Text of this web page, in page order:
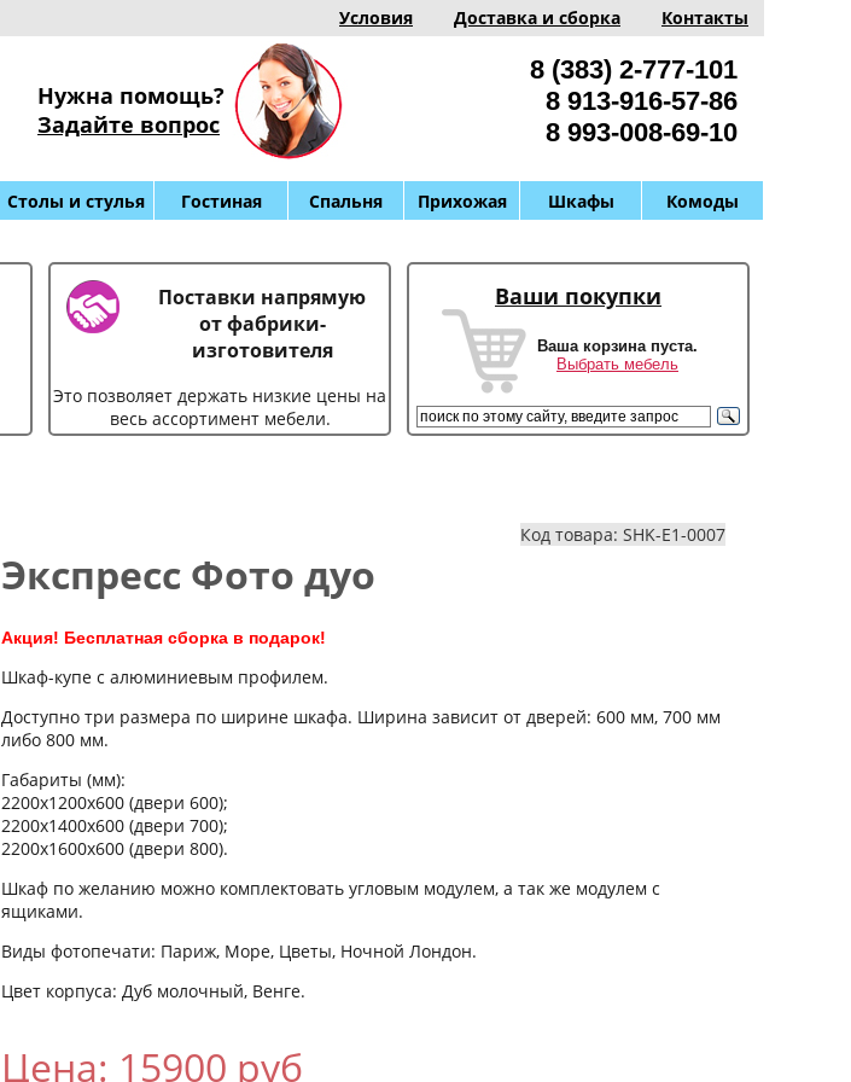
Условия Доставка и сборка Контакты
Нужна помощь?
Задайте вопрос
8 (383) 2-777-101
8 913-916-57-86
8 993-008-69-10
Столы и стулья Гостиная Спальня Прихожая Шкафы Комоды
Поставки напрямую
от фабрики-
изготовителя
Это позволяет держать низкие цены на
весь ассортимент мебели.
Ваши покупки
Ваша корзина пуста.
Выбрать мебель
Код товара: SHK-E1-0007
Экспресс Фото дуо
Акция! Бесплатная сборка в подарок!
Шкаф-купе с алюминиевым профилем.
Доступно три размера по ширине шкафа. Ширина зависит от дверей: 600 мм, 700 мм
либо 800 мм.
Габариты (мм):
2200x1200x600 (двери 600);
2200x1400x600 (двери 700);
2200x1600x600 (двери 800).
Шкаф по желанию можно комплектовать угловым модулем, а так же модулем с
ящиками.
Виды фотопечати: Париж, Море, Цветы, Ночной Лондон.
Цвет корпуса: Дуб молочный, Венге.
Цена: 15900 руб